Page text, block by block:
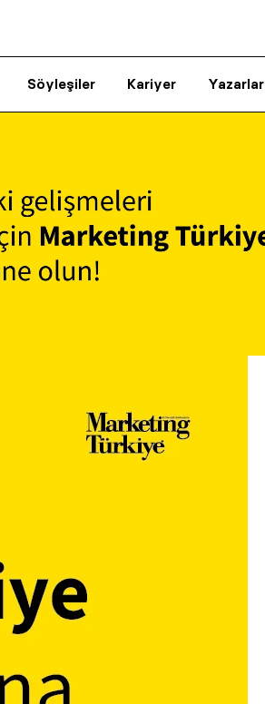
Söyleşiler Kariyer Yazarlar